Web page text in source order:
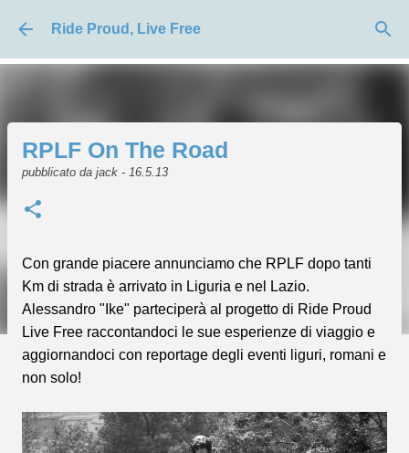
Passa ai contenuti principali
Ride Proud, Live Free
RPLF On The Road
pubblicato da jack - 16.5.13
Con grande piacere annunciamo che RPLF dopo tanti
Km di strada è arrivato in Liguria e nel Lazio.
Alessandro "Ike" parteciperà al progetto di Ride Proud
Live Free raccontandoci le sue esperienze di viaggio e
aggiornandoci con reportage degli eventi liguri, romani e
non solo!